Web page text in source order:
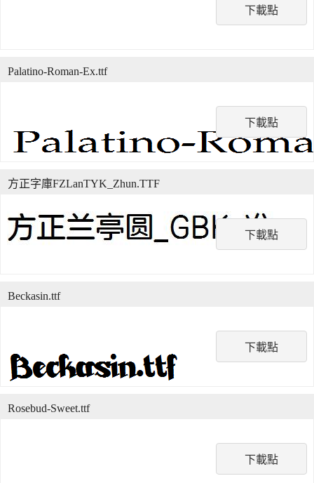
下載點
下載點
Palatino-Roman-Ex.ttf
下載點
方正字庫FZLanTYK_Zhun.TTF
下載點
Beckasin.ttf
下載點
Rosebud-Sweet.ttf